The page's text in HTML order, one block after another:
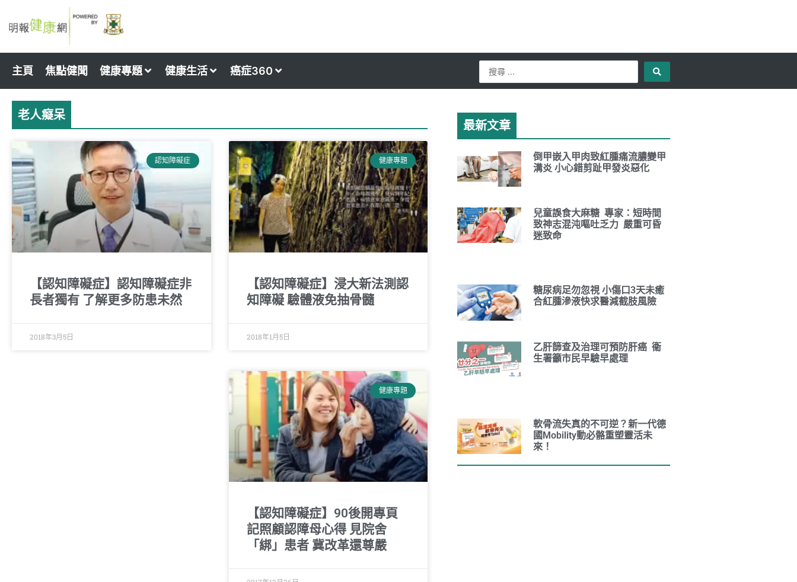
to
主頁 焦點健聞 健康專題 健康生活 癌症360
Search
...
老人癡呆
認知障礙症
【認知障礙症】認知障礙症非
長者獨有 了解更多防患未然
2018年3月5日
健康專題
【認知障礙症】浸大新法測認
知障礙 驗體液免抽骨髓
2018年1月5日
健康專題
【認知障礙症】90後開專頁
記照顧認障母心得 見院舍
「綁」患者 冀改革還尊嚴
最新文章
倒甲嵌入甲肉致紅腫痛流膿變甲
溝炎 小心錯剪趾甲發炎惡化
兒童誤食大麻糖 專家：短時間
致神志混沌嘔吐乏力 嚴重可昏
迷致命
糖尿病足勿忽視 小傷口3天未癒
合紅腫滲液快求醫減截肢風險
乙肝篩查及治理可預防肝癌 衞
生署籲市民早驗早處理
軟骨流失真的不可逆？新一代德
國Mobility動必骼重塑靈活未
來！